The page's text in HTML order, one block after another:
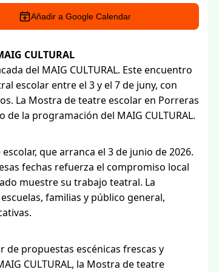
Añadir a Google Calendar
CULTURAL
del MAIG CULTURAL. Este encuentro
escolar entre el 3 y el 7 de juny, con
La Mostra de teatre escolar en Porreras
la programación del MAIG CULTURAL.
que arranca el 3 de junio de 2026.
fechas refuerza el compromiso local
muestre su trabajo teatral. La
familias y público general,
propuestas escénicas frescas y
CULTURAL, la Mostra de teatre